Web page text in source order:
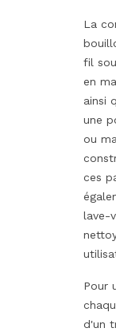
La
fil
en
ainsi
une
ou
ces
lave-
Pour
d'un